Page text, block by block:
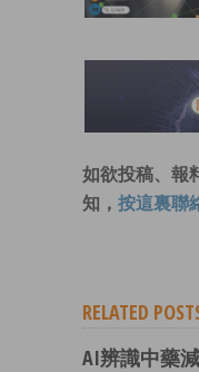
如欲投稿、報
知， 按這裏聯
RELATED
AI辨識中藥